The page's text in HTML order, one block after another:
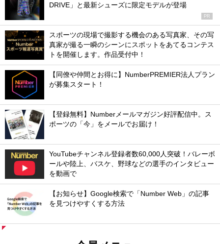
DRIVE」と最新シューズに限定モデルが登場
PR
スポーツの現場で撮影する機会のある写真家、その写
真家が撮る一瞬のシーンにスポットをあてるコンテス
トを開催します。作品受付中！
【同僚や仲間とお得に】NumberPREMIER法人プラン
が募集スタート！
【登録無料】Numberメールマガジン好評配信中。ス
ポーツの「今」をメールでお届け！
YouTubeチャンネル登録者数60,000人突破！バレーボ
ールや陸上、バスケ、野球などの選手のインタビュー
を動画で
【お知らせ】Google検索で「Number Web」の記事
を見つけやすくする方法